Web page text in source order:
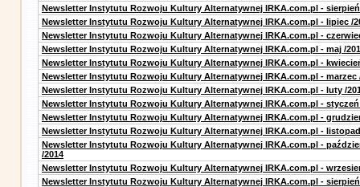
Newsletter Instytutu Rozwoju Kultury Alternatywnej IRKA.com.pl -
Newsletter Instytutu Rozwoju Kultury Alternatywnej IRKA.com.pl - lipiec /
Newsletter Instytutu Rozwoju Kultury Alternatywnej IRKA.com.pl -
Newsletter Instytutu Rozwoju Kultury Alternatywnej IRKA.com.pl - maj /
Newsletter Instytutu Rozwoju Kultury Alternatywnej IRKA.com.pl -
Newsletter Instytutu Rozwoju Kultury Alternatywnej IRKA.com.pl - marzec
Newsletter Instytutu Rozwoju Kultury Alternatywnej IRKA.com.pl - luty /
Newsletter Instytutu Rozwoju Kultury Alternatywnej IRKA.com.pl - styczeń
Newsletter Instytutu Rozwoju Kultury Alternatywnej IRKA.com.pl -
Newsletter Instytutu Rozwoju Kultury Alternatywnej IRKA.com.pl - listopad
Newsletter Instytutu Rozwoju Kultury Alternatywnej IRKA.com.pl -
/2014
Newsletter Instytutu Rozwoju Kultury Alternatywnej IRKA.com.pl -
Newsletter Instytutu Rozwoju Kultury Alternatywnej IRKA.com.pl - sierpień